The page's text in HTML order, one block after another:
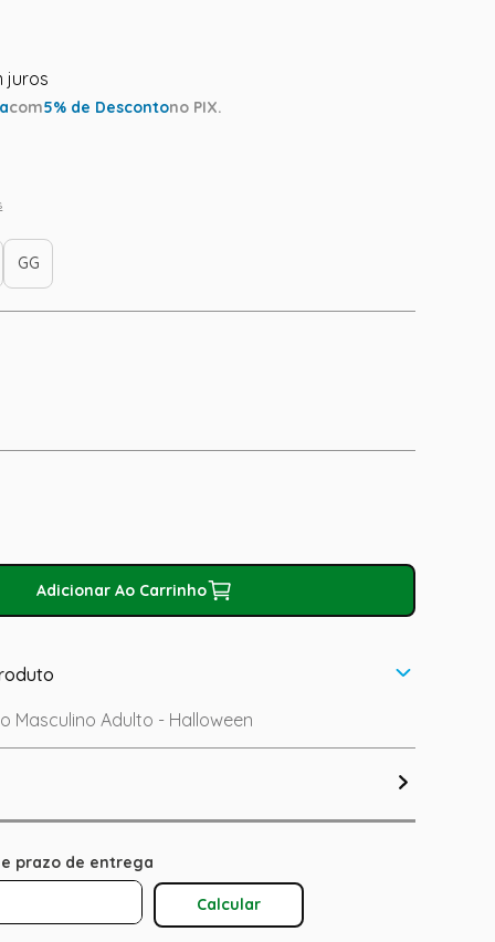
com5% de Descontono PIX.
GG
Adicionar Ao Carrinho
Masculino Adulto - Halloween
Calcular O Frete